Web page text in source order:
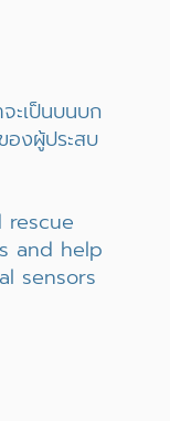
ะเป็นบนบก
องผู้ประสบ
rescue
and help
sensors